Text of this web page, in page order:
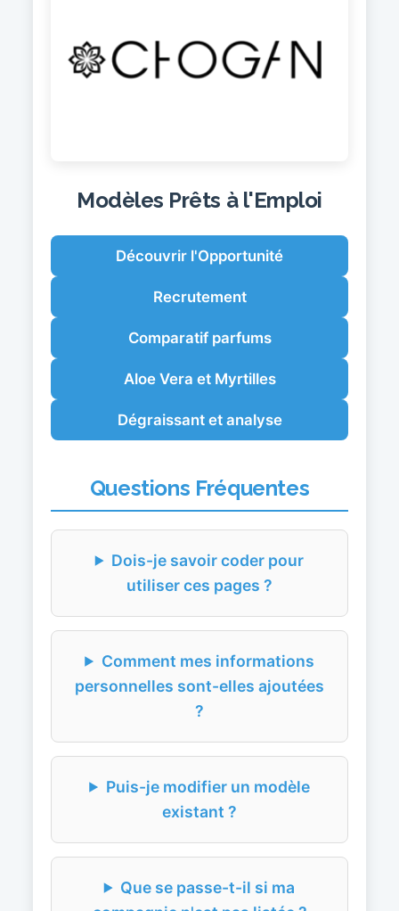
Modèles Prêts à l'Emploi
Découvrir l'Opportunité
Recrutement
Comparatif parfums
Aloe Vera et Myrtilles
Dégraissant et analyse
Questions Fréquentes
Dois-je savoir coder pour
utiliser ces pages ?
Comment mes informations
personnelles sont-elles ajoutées
?
Puis-je modifier un modèle
existant ?
Que se passe-t-il si ma